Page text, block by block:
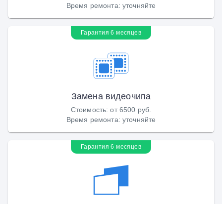
Время ремонта: уточняйте
Гарантия 6 месяцев
Замена видеочипа
Стоимость:от 6500 руб.
Время ремонта: уточняйте
Гарантия 6 месяцев